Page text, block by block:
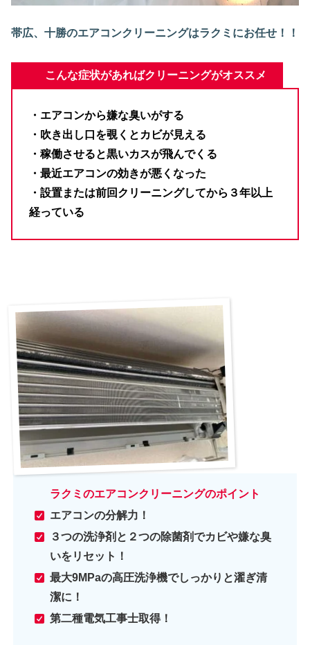
帯広、十勝のエアコンクリーニングはラクミにお任せ！！
こんな症状があればクリーニングがオススメ
・エアコンから嫌な臭いがする
・吹き出し口を覗くとカビが見える
・稼働させると黒いカスが飛んでくる
・最近エアコンの効きが悪くなった
・設置または前回クリーニングしてから３年以上
経っている
ラクミのエアコンクリーニングのポイント
エアコンの分解力！
３つの洗浄剤と２つの除菌剤でカビや嫌な臭
いをリセット！
最大9MPaの高圧洗浄機でしっかりと濯ぎ清
潔に！
第二種電気工事士取得！